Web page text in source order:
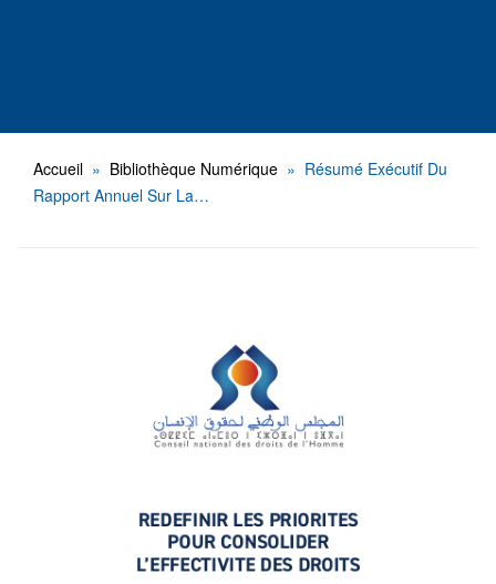
Accueil Bibliothèque Numérique
Résumé Exécutif Du
Rapport Annuel Sur La…